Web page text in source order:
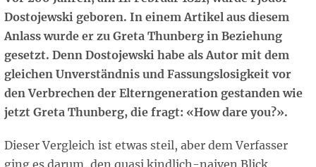
Dostojewski geboren. In einem Artikel aus diesem
Anlass wurde er zu Greta Thunberg in Beziehung
gesetzt. Denn Dostojewski habe als Autor mit dem
gleichen Unverständnis und Fassungslosigkeit vor
den Verbrechen der Elterngeneration gestanden wie
jetzt Greta Thunberg, die fragt: «How dare you?».
Dieser Vergleich ist etwas steil, aber dem Verfasser